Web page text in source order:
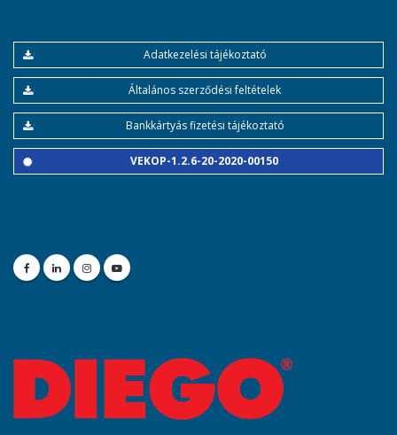
Adatkezelési tájékoztató
Általános szerződési feltételek
Bankkártyás fizetési tájékoztató
VEKOP-1.2.6-20-2020-00150